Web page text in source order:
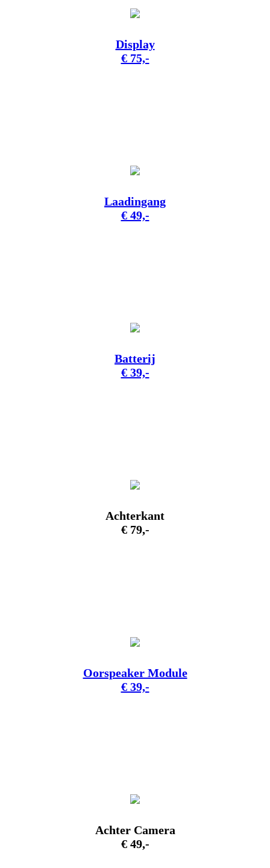
Display
€ 75,-
Laadingang
€ 49,-
Batterij
€ 39,-
Achterkant
€ 79,-
Oorspeaker Module
€ 39,-
Achter Camera
€ 49,-